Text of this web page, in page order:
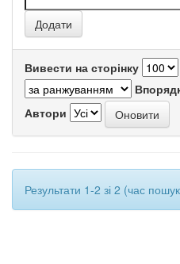
Вивести на сторінку
Автори
Результати 1-2 зі 2 (час